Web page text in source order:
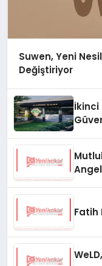
Suwen, Yeni
Değiştiriyor
İkinci
Fatih